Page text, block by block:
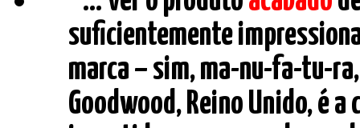
suficientemente
marca – sim, ma-nu-fa-tu-
Goodwood, Reino Unido, é